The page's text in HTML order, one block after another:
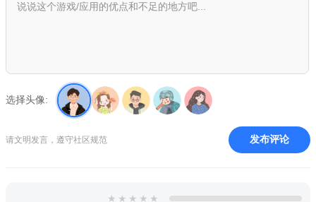
选择头像:
请文明发言，遵守社区规范 发布评论
★ ★ ★ ★ ★